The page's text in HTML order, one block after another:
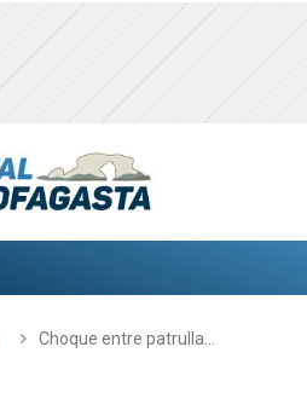
Choque entre patrulla…